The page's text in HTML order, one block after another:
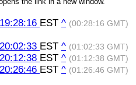
19:28:16 EST ^ (00:28:16 GMT)
20:02:33 EST ^ (01:02:33 GMT)
20:12:38 EST ^ (01:12:38 GMT)
20:26:46 EST ^ (01:26:46 GMT)